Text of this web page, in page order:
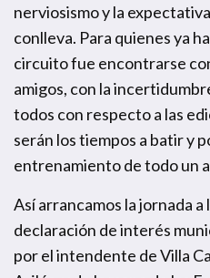
nerviosismo y la
conlleva. Para quienes ya
circuito fue encontrarse
amigos, con la
todos con respecto a las
serán los tiempos a batir y
entrenamiento de todo un
Así arrancamos la jornada a
declaración de interés
por el intendente de Villa